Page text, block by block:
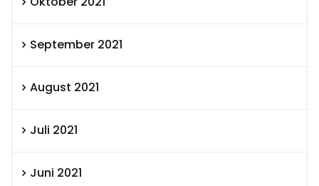
September 2021
August 2021
Juli 2021
Juni 2021